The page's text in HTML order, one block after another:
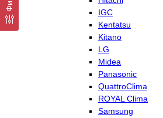
IGC
Kentatsu
Kitano
LG
Midea
Panasonic
QuattroClima
ROYAL Clima
Samsung